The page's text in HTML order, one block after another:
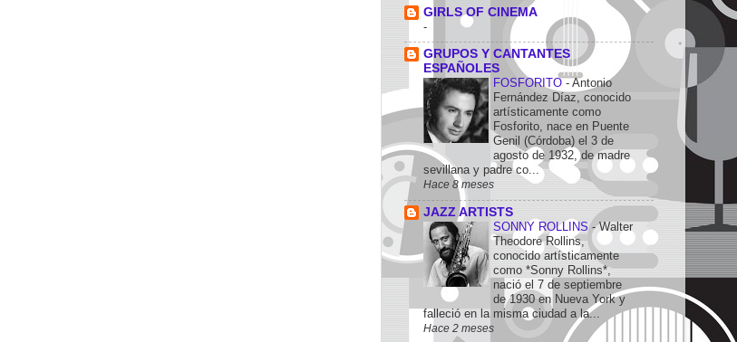
GIRLS OF CINEMA
-
GRUPOS Y CANTANTES
ESPAÑOLES
FOSFORITO-Antonio
Fernández Díaz, conocido
artísticamente como
Fosforito, nace en Puente
Genil (Córdoba) el 3 de
agosto de 1932, de madre
sevillana y padre co...
Hace 8 meses
JAZZ ARTISTS
SONNY ROLLINS-Walter
Theodore Rollins,
conocido artísticamente
como *Sonny Rollins*,
nació el 7 de septiembre
de 1930 en Nueva York y
falleció en la misma ciudad a la...
Hace 2 meses